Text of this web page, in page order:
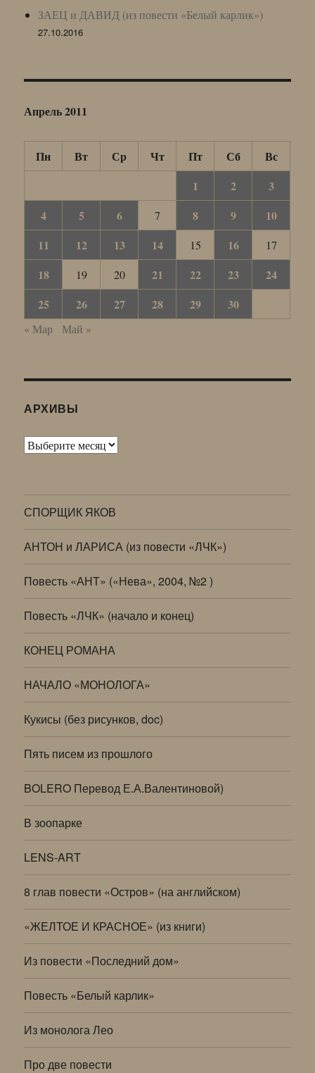
ЗАЕЦ и ДАВИД (из повести «Белый карлик»)
27.10.2016
Апрель 2011
Пн Вт Ср Чт Пт Сб
Вс
1
2
3
4
5 6 7 8 9
10
11
12 13 14 15 16 17
18 19 20 21 22 23
24
25
26 27 28 29 30
« Мар Май »
АРХИВЫ
Архивы
СПОРЩИК ЯКОВ
АНТОН и ЛАРИСА (из повести «ЛЧК»)
Повесть «АНТ» («Нева», 2004, №2 )
Повесть «ЛЧК» (начало и конец)
КОНЕЦ РОМАНА
НАЧАЛО «МОНОЛОГА»
Кукисы (без рисунков, doc)
Пять писем из прошлого
BOLERO Перевод Е.А.Валентиновой)
В зоопарке
LENS-ART
8 глав повести «Остров» (на английском)
«ЖЕЛТОЕ И КРАСНОЕ» (из книги)
Из повести «Последний дом»
Повесть «Белый карлик»
Из монолога Лео
Про две повести